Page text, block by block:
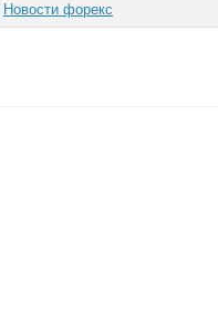
Новости форекс